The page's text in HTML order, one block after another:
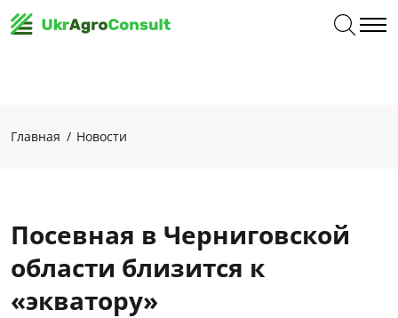
Главная Новости
Посевная в Черниговской
области близится к
«экватору»